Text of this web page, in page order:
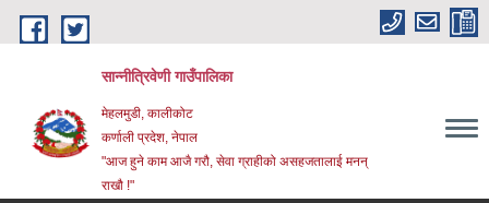
Skip to main content
सान्नीत्रिवेणी गाउँपालिका
मेहलमुडी, कालीकोट
कर्णाली प्रदेश, नेपाल
"आज हुने काम आजै गरौ, सेवा ग्राहीको असहजतालाई मनन्
राखौ !"